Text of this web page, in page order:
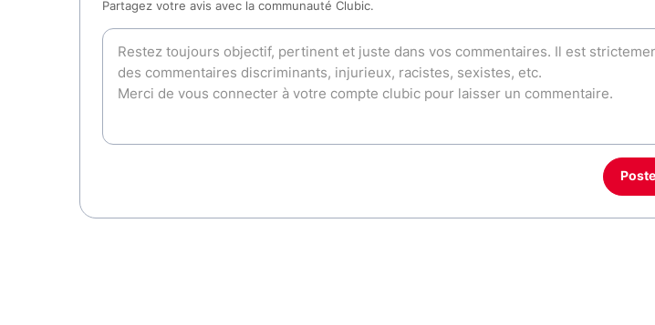
Partagez votre avis avec la communauté Clubic.